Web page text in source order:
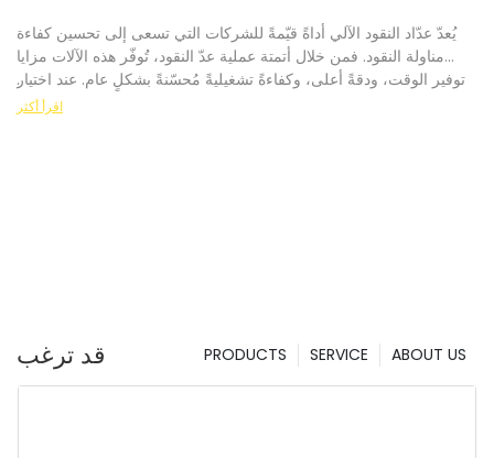
يُعدّ عدّاد النقود الآلي أداةً قيّمةً للشركات التي تسعى إلى تحسين كفاءة
مناولة النقود. فمن خلال أتمتة عملية عدّ النقود، تُوفّر هذه الآلات مزايا
توفير الوقت، ودقةً أعلى، وكفاءةً تشغيليةً مُحسّنةً بشكلٍ عام. عند اختيار
عدّاد نقود آلي، ضع في اعتبارك عوامل مثل حجم النقود، وميزات كشف
.
اقرأ أكثر
قد ترغب ABOUT US
SERVICE
PRODUCTS